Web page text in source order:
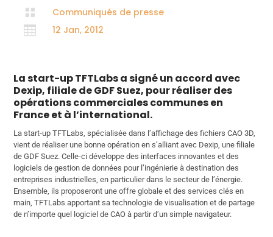

Communiqués de presse

12 Jan, 2012
La start-up TFTLabs a signé un accord avec
Dexip, filiale de GDF Suez, pour réaliser des
opérations commerciales communes en
France et à l’international.
La start-up TFTLabs, spécialisée dans l’affichage des fichiers CAO 3D,
vient de réaliser une bonne opération en s’alliant avec Dexip, une filiale
de GDF Suez. Celle-ci développe des interfaces innovantes et des
logiciels de gestion de données pour l’ingénierie à destination des
entreprises industrielles, en particulier dans le secteur de l’énergie.
Ensemble, ils proposeront une offre globale et des services clés en
main, TFTLabs apportant sa technologie de visualisation et de partage
de n’importe quel logiciel de CAO à partir d’un simple navigateur.